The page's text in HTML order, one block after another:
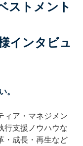
ストメント
インタビュ
。
ィア・マネジメン
行支援ノウハウな
・成長・再生など